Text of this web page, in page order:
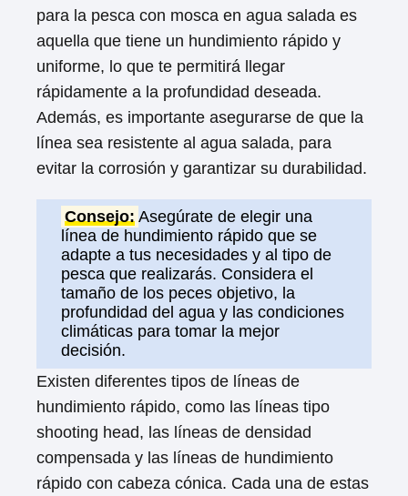
para la pesca con mosca en agua salada es
aquella que tiene un hundimiento rápido y
uniforme, lo que te permitirá llegar
rápidamente a la profundidad deseada.
Además, es importante asegurarse de que la
línea sea resistente al agua salada, para
evitar la corrosión y garantizar su durabilidad.
Consejo: Asegúrate de elegir una
línea de hundimiento rápido que se
adapte a tus necesidades y al tipo de
pesca que realizarás. Considera el
tamaño de los peces objetivo, la
profundidad del agua y las condiciones
climáticas para tomar la mejor
decisión.
Existen diferentes tipos de líneas de
hundimiento rápido, como las líneas tipo
shooting head, las líneas de densidad
compensada y las líneas de hundimiento
rápido con cabeza cónica. Cada una de estas